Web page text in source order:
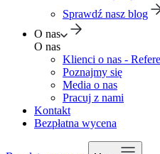
Sprawdź nasz blog
O nas
O nas
Klienci o nas -
Poznajmy się
Media o nas
Pracuj z nami
Kontakt
Bezpłatna wycena